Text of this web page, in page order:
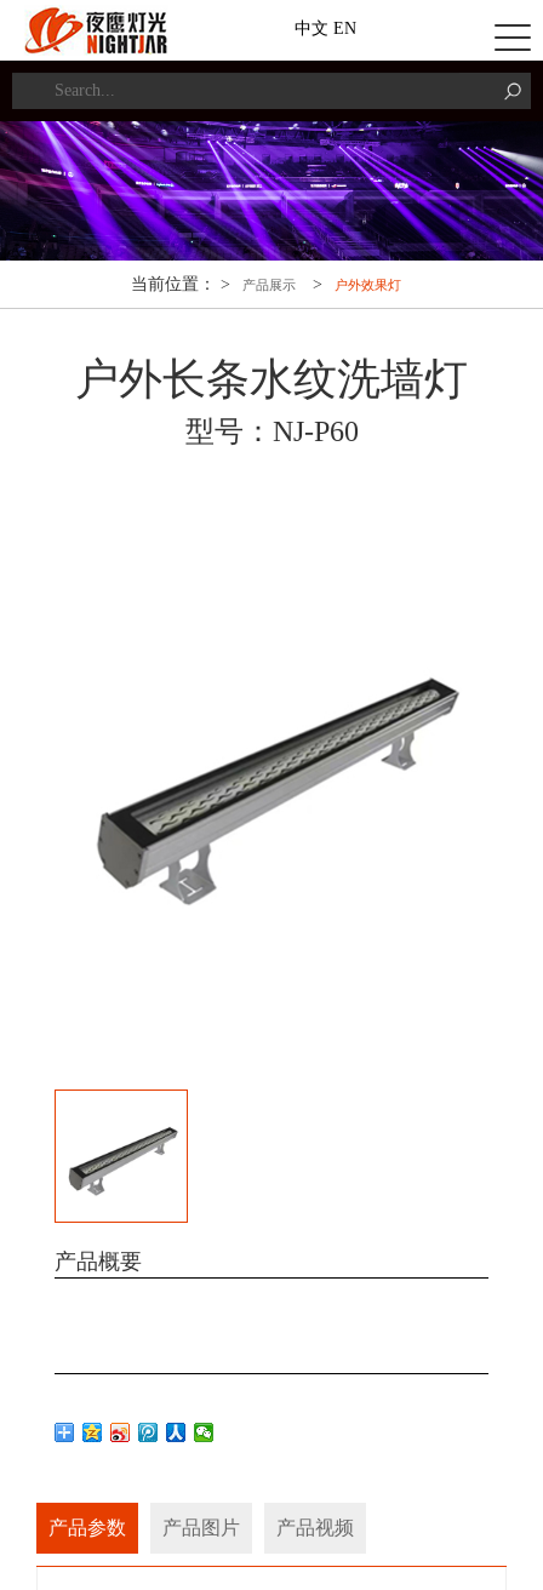
中文 EN
当前位置： > 产品展示 > 户外效果灯
户外长条水纹洗墙灯
型号：NJ-P60
产品概要
产品参数 产品图片 产品视频